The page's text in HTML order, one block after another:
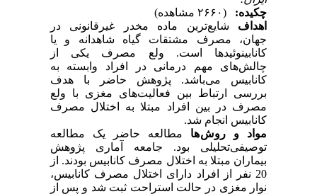
چکیده:
(۲۶۶۰ مشاهده)
اهداف شایع‌ترین ماده مخدر غیرقانونی در
جهان، مصرف مشتقات گیاه شاهدانه و یا
کانابینوئیدها است. ولع مصرف یکی از
چالش‌های مهم درمانی در افراد وابسته به
کانابیس می‌باشد. پژوهش حاضر با هدف
بررسی ارتباط بین فعالیت‌های مغزی با ولع
مصرف در بین افراد مبتلا به اختلال مصرف
کانابیس انجام شد.
مواد و روش ها مطالعه حاضر یک مطالعه
توصیفی‌تحلیلی بود. جامعه آماری پژوهش
بیماران مبتلا به اختلال مصرف کانابیس بودند. از
20 نفر از افراد دارای اختلال مصرف کانابیس،
نوار مغزی در حالت استراحت ثبت شد و پس از